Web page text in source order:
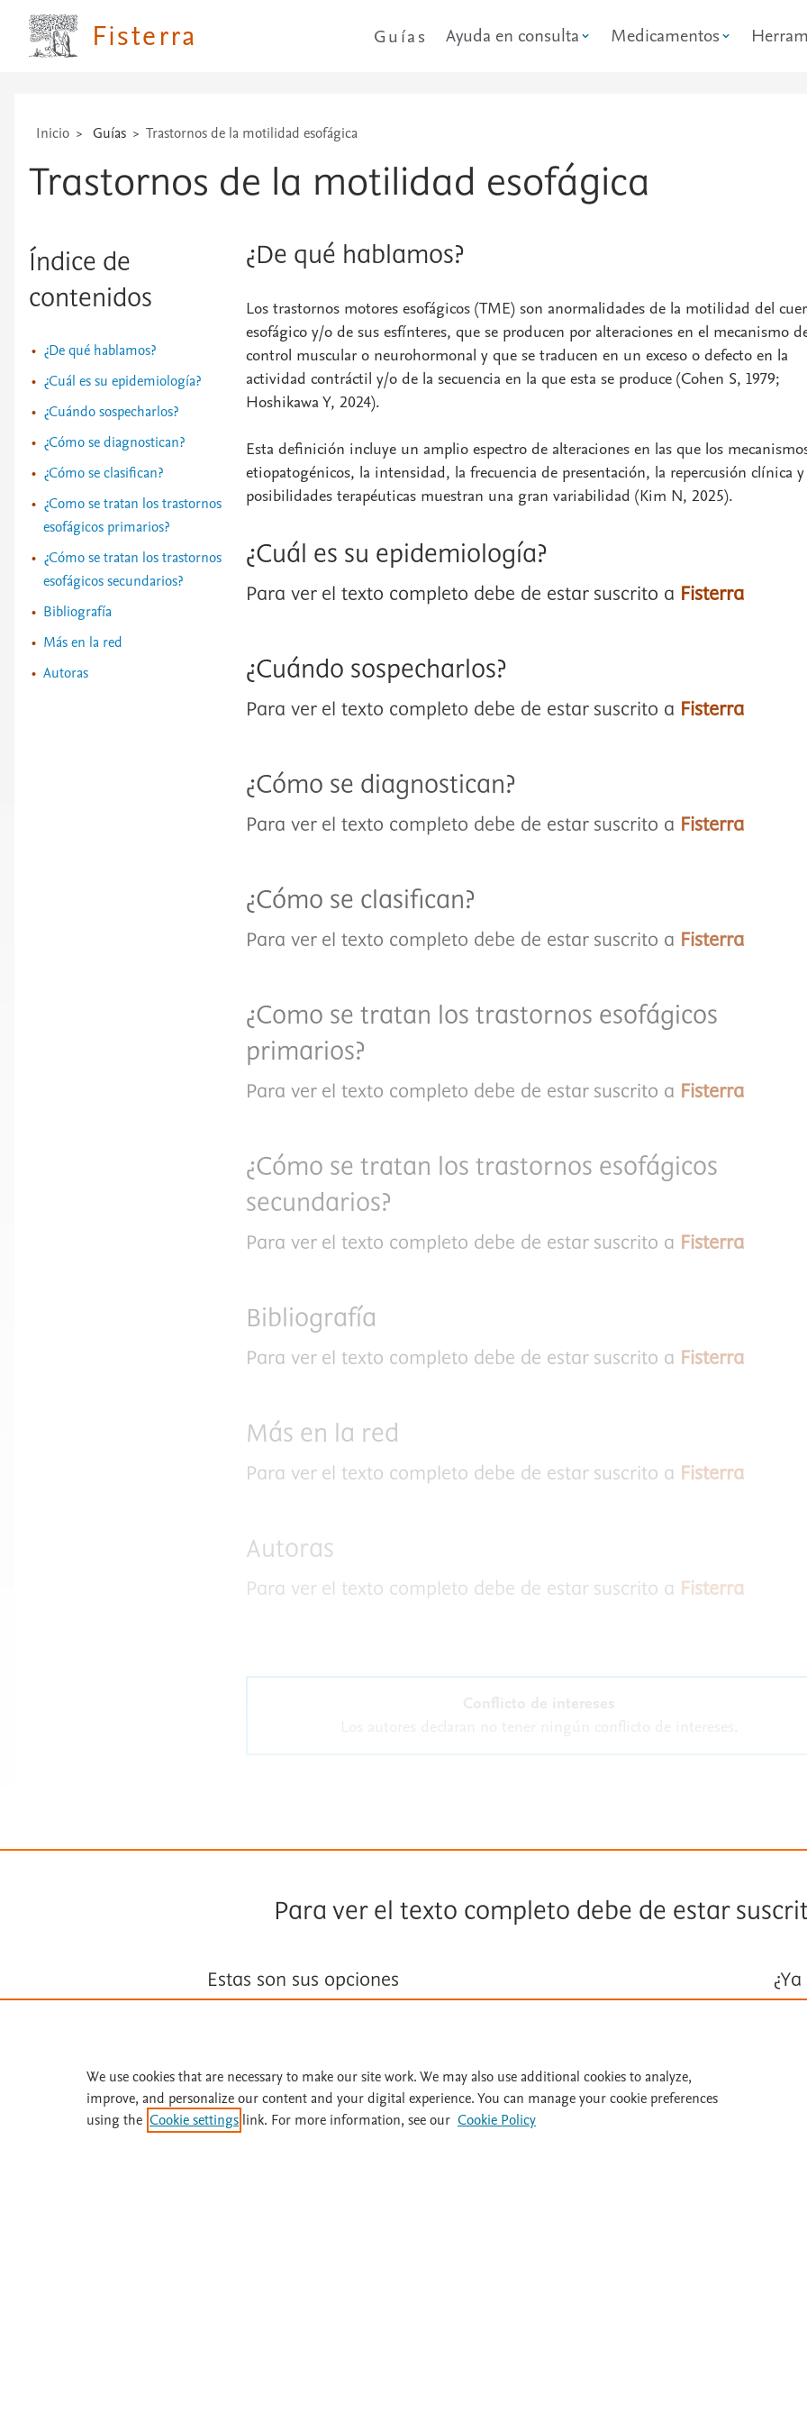
Fisterra Guías Ayuda en consulta Medicamentos
Inicio Guías Trastornos de la motilidad esofágica
Trastornos de la motilidad esofágica
Índice de
contenidos
¿De qué hablamos?
¿Cuál es su epidemiología?
¿Cuándo sospecharlos?
¿Cómo se diagnostican?
¿Cómo se clasifican?
¿Como se tratan los trastornos
esofágicos primarios?
¿Cómo se tratan los trastornos
esofágicos secundarios?
Bibliografía
Más en la red
Autoras
¿De qué hablamos?
Los trastornos motores esofágicos (TME) son anormalidades de la motilidad del
esofágico y/o de sus esfínteres, que se producen por alteraciones en el mecanismo
control muscular o neurohormonal y que se traducen en un exceso o defecto en la
actividad contráctil y/o de la secuencia en la que esta se produce (Cohen S, 1979;
Hoshikawa Y, 2024).
Esta definición incluye un amplio espectro de alteraciones en las que los
etiopatogénicos, la intensidad, la frecuencia de presentación, la repercusión clínica y
posibilidades terapéuticas muestran una gran variabilidad (Kim N, 2025).
¿Cuál es su epidemiología?
Para ver el texto completo debe de estar suscrito a Fisterra
¿Cuándo sospecharlos?
Para ver el texto completo debe de estar suscrito a Fisterra
¿Cómo se diagnostican?
Para ver el texto completo debe de estar suscrito a Fisterra
¿Cómo se clasifican?
Para ver el texto completo debe de estar suscrito a Fisterra
¿Como se tratan los trastornos esofágicos
primarios?
Para ver el texto completo debe de estar suscrito a Fisterra
¿Cómo se tratan los trastornos esofágicos
secundarios?
Para ver el texto completo debe de estar suscrito a Fisterra
Bibliografía
Para ver el texto completo debe de estar suscrito a Fisterra
Más en la red
Para ver el texto completo debe de estar suscrito a Fisterra
Autoras
Para ver el texto completo debe de estar suscrito a Fisterra
Para ver el texto completo debe de estar
Estas son sus opciones
Solicite una prueba gratuita
We use cookies that are necessary to make our site work. We may also use additional cookies to analyze,
improve, and personalize our content and your digital experience. You can manage your cookie preferences
using the Cookie settings link. For more information, see our Cookie Policy